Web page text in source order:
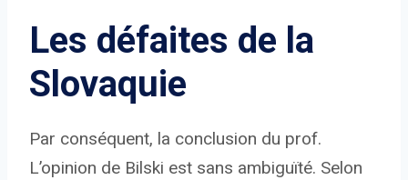
Les défaites de la
Slovaquie
Par conséquent, la conclusion du prof.
L’opinion de Bilski est sans ambiguïté. Selon